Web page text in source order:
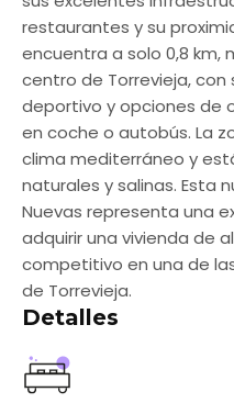
restaurantes y su
encuentra a solo 0,8 km,
centro de Torrevieja,
deportivo y opciones de
en coche o autobús. La
clima mediterráneo y
naturales y salinas. Esta
Nuevas representa una
adquirir una vivienda de
competitivo en una de
de Torrevieja.
Detalles